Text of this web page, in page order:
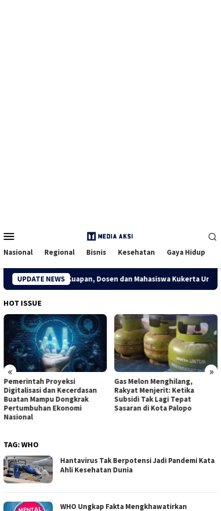
Mobile
Nasional Regional Bisnis Kesehatan Gaya Hidup
UPDATE NEWS
Kreatif Desa Kuapan, Dosen dan Mahasiswa Kukerta
HOT ISSUE
« »
Pemerintah Proyeksi
Digitalisasi dan Kecerdasan
Buatan Mampu Dongkrak
Pertumbuhan Ekonomi
Nasional
Gas Melon Menghilang,
Rakyat Menjerit: Ketika
Subsidi Tak Lagi Tepat
Sasaran di Kota Palopo
TAG:WHO
Hantavirus Tak Berpotensi Jadi Pandemi Kata
Ahli Kesehatan Dunia
WHO Ungkap Fakta Mengkhawatirkan